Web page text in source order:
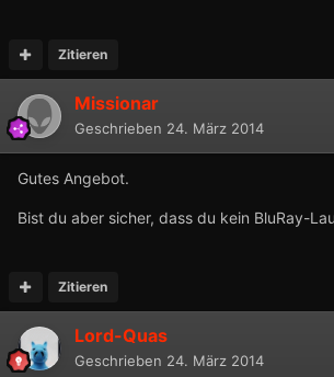
Zitieren
Missionar
Geschrieben 24. März 2014
Gutes Angebot.
Bist du aber sicher, dass du kein BluRay-
Zitieren
Lord-Quas
Geschrieben 24. März 2014